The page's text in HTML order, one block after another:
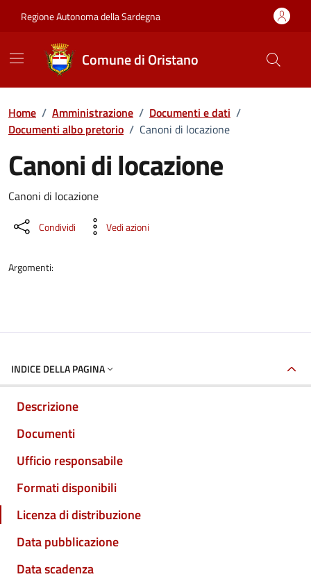
Regione Autonoma della Sardegna
Comune di Oristano
Home / Amministrazione / Documenti e dati /
Documenti albo pretorio / Canoni di locazione
Canoni di locazione
Dettaglio del documento
Canoni di locazione
Condividi Vedi azioni
Argomenti:
INDICE DELLA PAGINA
Descrizione
Documenti
Ufficio responsabile
Formati disponibili
Licenza di distribuzione
Data pubblicazione
Data scadenza